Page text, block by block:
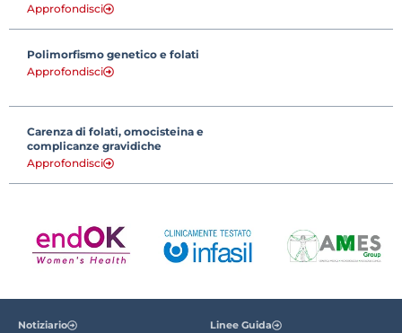
Approfondisci
Polimorfismo genetico e folati
Approfondisci
Carenza di folati, omocisteina e
complicanze gravidiche
Approfondisci
Notiziario
Linee Guida